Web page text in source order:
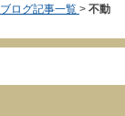
ブログ記事一覧 > 不動